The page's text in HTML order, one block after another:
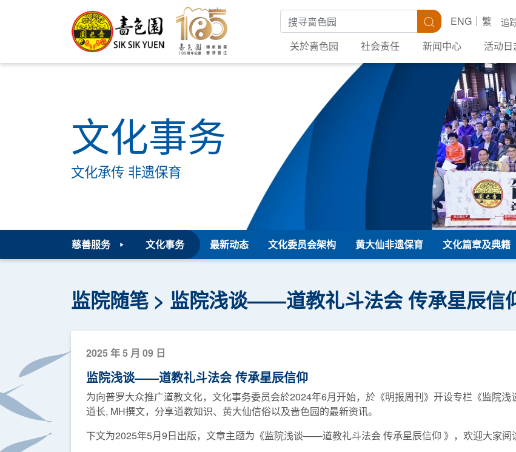
搜寻关键字 搜寻 追
ENG
繁
关於啬色园
社会责任 新闻中心 活动日
文化事务
文化承传 非遗保育
慈善服务 文化事务 最新动态 文化委员会架构 黄大仙非遗保育 文化篇章及典籍
监院随笔 监院浅谈——道教礼斗法会 传承星辰信
2025 年 5 月 09 日
监院浅谈——道教礼斗法会 传承星辰信仰
为向普罗大众推广道教文化，文化事务委员会於2024年6月开始，於《明报周刊》开设专栏《监院浅
道长, MH撰文，分享道教知识、黄大仙信俗以及啬色园的最新资讯。
下文为2025年5月9日出版，文章主题为《监院浅谈——道教礼斗法会 传承星辰信仰 》，欢迎大家阅